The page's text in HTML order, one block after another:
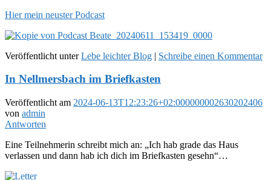
Hier mein neuster Podcast
Veröffentlicht unter Lebe leichter Blog | Schreibe einen Kommentar
In Nellmersbach im Briefkasten
Veröffentlicht am 2024-06-13T12:23:26+02:000000002630202406
von admin
Antworten
Eine Teilnehmerin schreibt mich an: „Ich hab grade das Haus
verlassen und dann hab ich dich im Briefkasten gesehn“…